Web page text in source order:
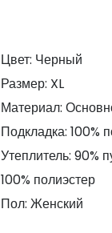
Цвет: Черный
Размер: XL
Материал:
Подкладка: 100%
Утеплитель: 90%
100% полиэстер
Пол: Женский